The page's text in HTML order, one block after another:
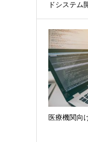
ドシステム
医療機関向